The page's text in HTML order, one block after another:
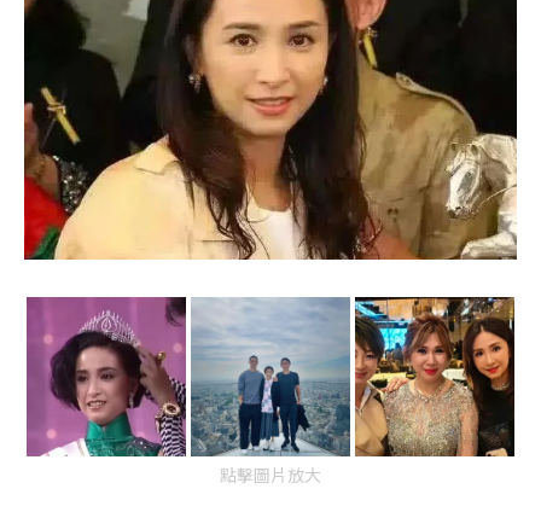
點擊圖片放大